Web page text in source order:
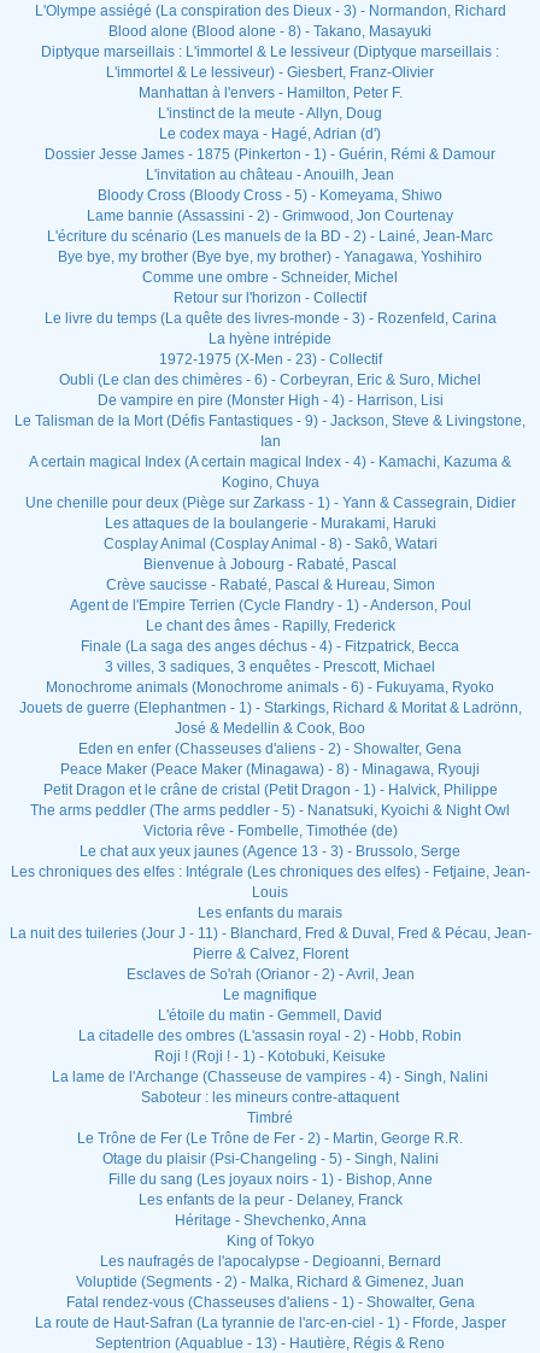
L'Olympe assiégé (La conspiration des Dieux - 3) - Normandon, Richard
Blood alone (Blood alone - 8) - Takano, Masayuki
Diptyque marseillais : L'immortel & Le lessiveur (Diptyque marseillais :
L'immortel & Le lessiveur) - Giesbert, Franz-Olivier
Manhattan à l'envers - Hamilton, Peter F.
L'instinct de la meute - Allyn, Doug
Le codex maya - Hagé, Adrian (d')
Dossier Jesse James - 1875 (Pinkerton - 1) - Guérin, Rémi & Damour
L'invitation au château - Anouilh, Jean
Bloody Cross (Bloody Cross - 5) - Komeyama, Shiwo
Lame bannie (Assassini - 2) - Grimwood, Jon Courtenay
L'écriture du scénario (Les manuels de la BD - 2) - Lainé, Jean-Marc
Bye bye, my brother (Bye bye, my brother) - Yanagawa, Yoshihiro
Comme une ombre - Schneider, Michel
Retour sur l'horizon - Collectif
Le livre du temps (La quête des livres-monde - 3) - Rozenfeld, Carina
La hyène intrépide
1972-1975 (X-Men - 23) - Collectif
Oubli (Le clan des chimères - 6) - Corbeyran, Eric & Suro, Michel
De vampire en pire (Monster High - 4) - Harrison, Lisi
Le Talisman de la Mort (Défis Fantastiques - 9) - Jackson, Steve & Livingstone,
Ian
A certain magical Index (A certain magical Index - 4) - Kamachi, Kazuma &
Kogino, Chuya
Une chenille pour deux (Piège sur Zarkass - 1) - Yann & Cassegrain, Didier
Les attaques de la boulangerie - Murakami, Haruki
Cosplay Animal (Cosplay Animal - 8) - Sakô, Watari
Bienvenue à Jobourg - Rabaté, Pascal
Crève saucisse - Rabaté, Pascal & Hureau, Simon
Agent de l'Empire Terrien (Cycle Flandry - 1) - Anderson, Poul
Le chant des âmes - Rapilly, Frederick
Finale (La saga des anges déchus - 4) - Fitzpatrick, Becca
3 villes, 3 sadiques, 3 enquêtes - Prescott, Michael
Monochrome animals (Monochrome animals - 6) - Fukuyama, Ryoko
Jouets de guerre (Elephantmen - 1) - Starkings, Richard & Moritat & Ladrönn,
José & Medellin & Cook, Boo
Eden en enfer (Chasseuses d'aliens - 2) - Showalter, Gena
Peace Maker (Peace Maker (Minagawa) - 8) - Minagawa, Ryouji
Petit Dragon et le crâne de cristal (Petit Dragon - 1) - Halvick, Philippe
The arms peddler (The arms peddler - 5) - Nanatsuki, Kyoichi & Night Owl
Victoria rêve - Fombelle, Timothée (de)
Le chat aux yeux jaunes (Agence 13 - 3) - Brussolo, Serge
Les chroniques des elfes : Intégrale (Les chroniques des elfes) - Fetjaine, Jean-
Louis
Les enfants du marais
La nuit des tuileries (Jour J - 11) - Blanchard, Fred & Duval, Fred & Pécau, Jean-
Pierre & Calvez, Florent
Esclaves de So'rah (Orianor - 2) - Avril, Jean
Le magnifique
L'étoile du matin - Gemmell, David
La citadelle des ombres (L'assasin royal - 2) - Hobb, Robin
Roji ! (Roji ! - 1) - Kotobuki, Keisuke
La lame de l'Archange (Chasseuse de vampires - 4) - Singh, Nalini
Saboteur : les mineurs contre-attaquent
Timbré
Le Trône de Fer (Le Trône de Fer - 2) - Martin, George R.R.
Otage du plaisir (Psi-Changeling - 5) - Singh, Nalini
Fille du sang (Les joyaux noirs - 1) - Bishop, Anne
Les enfants de la peur - Delaney, Franck
Héritage - Shevchenko, Anna
King of Tokyo
Les naufragés de l'apocalypse - Degioanni, Bernard
Voluptide (Segments - 2) - Malka, Richard & Gimenez, Juan
Fatal rendez-vous (Chasseuses d'aliens - 1) - Showalter, Gena
La route de Haut-Safran (La tyrannie de l'arc-en-ciel - 1) - Fforde, Jasper
Septentrion (Aquablue - 13) - Hautière, Régis & Reno